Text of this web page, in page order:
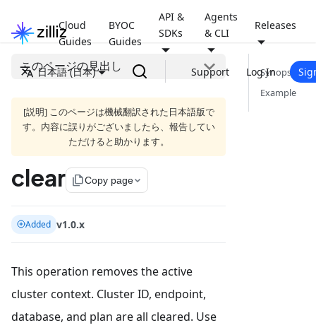
Cloud
Guides
BYOC
Guides
API &
SDKs
Agents
& CLI
Releases
日本語 (日本) Support Log In
このページの見出し
[説明] このページは機械翻訳された日本語版で
す。内容に誤りがございましたら、報告してい
ただけると助かります。
clear file_copyCopy page
Added v1.0.x
This operation removes the active
cluster context. Cluster ID, endpoint,
database, and plan are all cleared. Use
Synopsis
Example